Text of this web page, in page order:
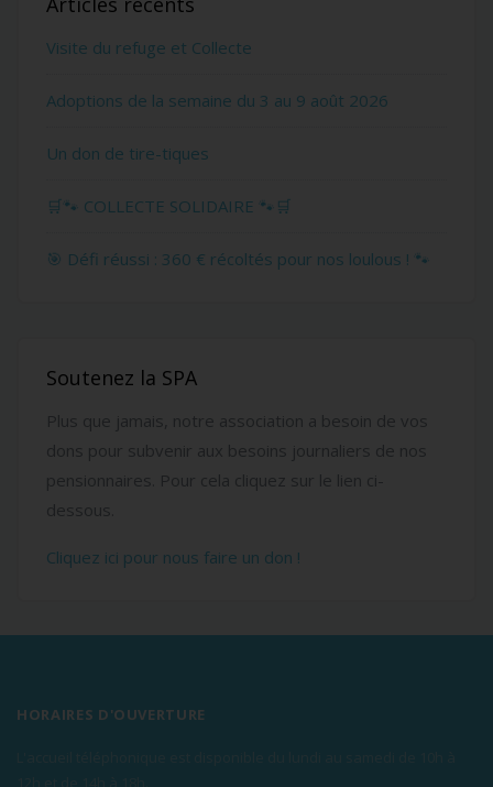
Visite du refuge et Collecte
Adoptions de la semaine du 3 au 9 août 2026
Un don de tire-tiques
🛒🐾 COLLECTE SOLIDAIRE 🐾🛒
🎯 Défi réussi : 360 € récoltés pour nos loulous ! 🐾
Soutenez la SPA
Plus que jamais, notre association a besoin de vos
dons pour subvenir aux besoins journaliers de nos
pensionnaires. Pour cela cliquez sur le lien ci-
dessous.
Cliquez ici pour nous faire un don !
HORAIRES D'OUVERTURE